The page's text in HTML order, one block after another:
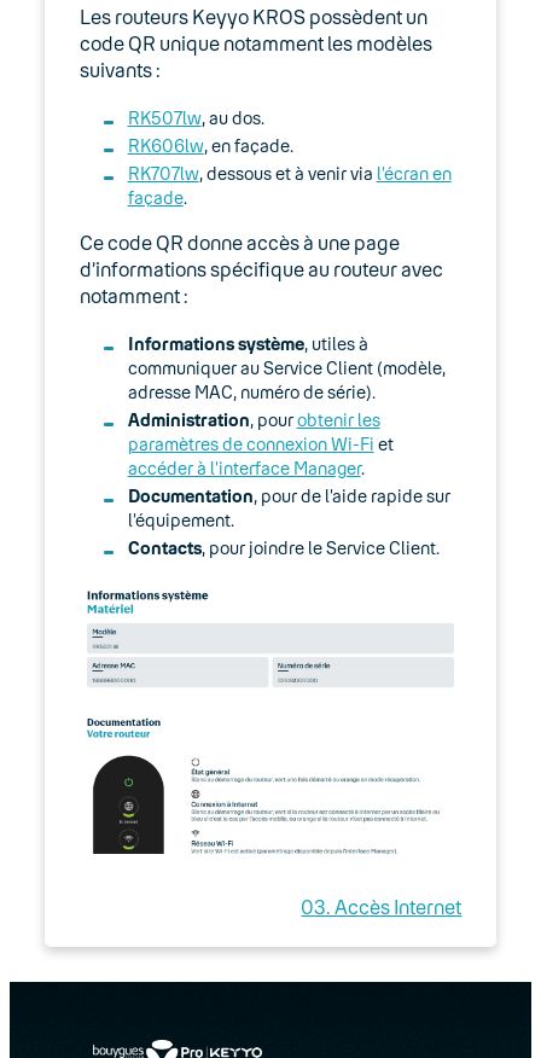
02. Equipements
Comment vérifier le débit de son accès
Page d’informations d’un routeur
Keyyo KROS
Optique (PTO)
04. Téléphonie fixe
05. Téléphonie Mobile
06. Cybersécurité
Keyyo Connect
Keyyo Visio
Les routeurs Keyyo KROS possèdent un
code QR unique notamment les modèles
suivants :
RK507lw, au dos.
RK606lw, en façade.
RK707lw, dessous et à venir via l’écran en
façade.
Ce code QR donne accès à une page
d’informations spécifique au routeur avec
notamment :
Informations système, utiles à
communiquer au Service Client (modèle,
adresse MAC, numéro de série).
Administration, pourobtenir les
paramètres de connexion Wi-Fi et
accéder à l’interface Manager.
Documentation, pour de l’aide rapide sur
l’équipement.
Contacts, pour joindre le Service Client.
03. Accès Internet